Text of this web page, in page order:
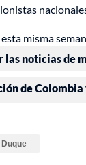
misma
las noticias de
de Colombia
Duque